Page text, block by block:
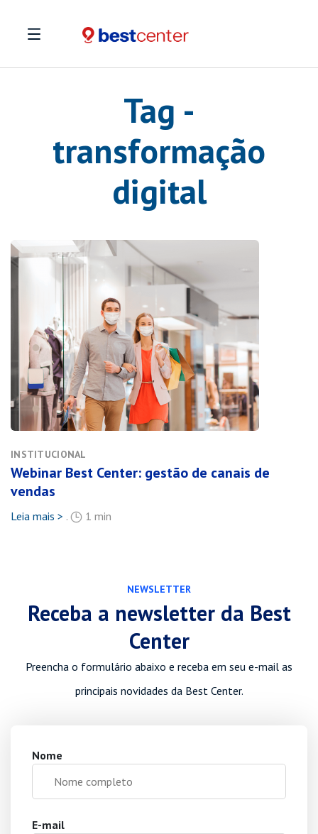
Tag -
transformação
digital
INSTITUCIONAL
Webinar Best Center: gestão de canais de
vendas
Leia mais > . 1 min
NEWSLETTER
Receba a newsletter da Best
Center
Preencha o formulário abaixo e receba em seu e-mail as
principais novidades da Best Center.
Nome
E-mail